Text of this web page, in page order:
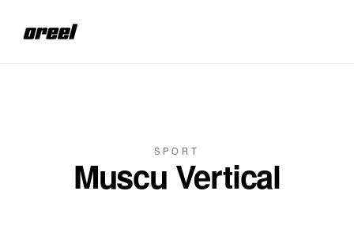
SPORT
Muscu Vertical